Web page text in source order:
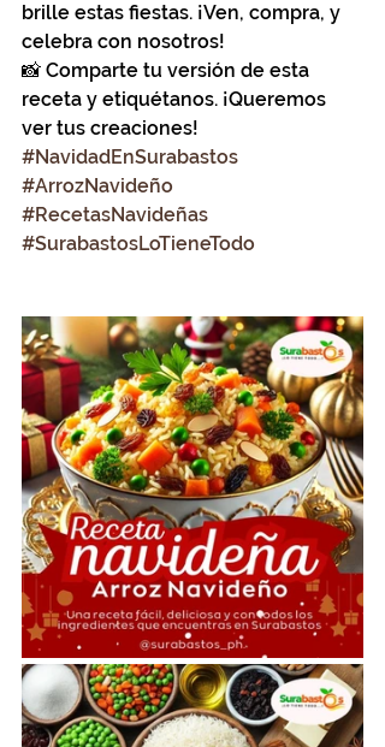
brille estas fiestas. ¡Ven, compra, y
celebra con nosotros!
📸 Comparte tu versión de esta
receta y etiquétanos. ¡Queremos
ver tus creaciones!
#NavidadEnSurabastos
#ArrozNavideño
#RecetasNavideñas
#SurabastosLoTieneTodo